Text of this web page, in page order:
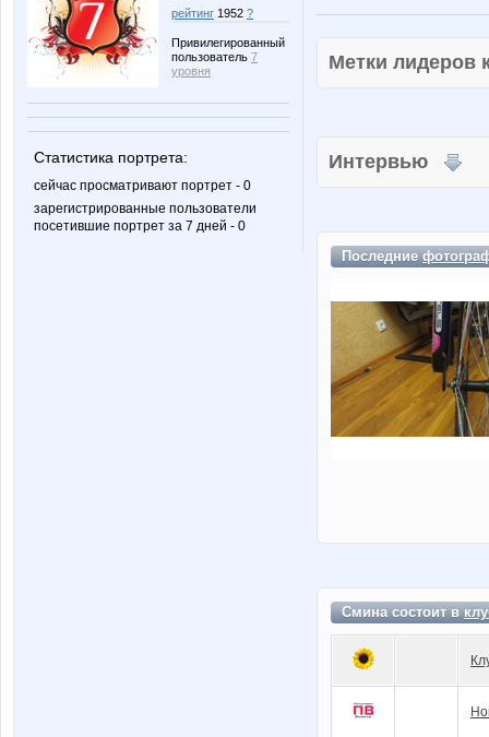
рейтинг 1952 ?
Привилегированный
пользователь 7
уровня
Статистика портрета:
сейчас просматривают портрет - 0
зарегистрированные пользователи
посетившие портрет за 7 дней - 0
Метки
Интервью
Последние
Смина состоит в